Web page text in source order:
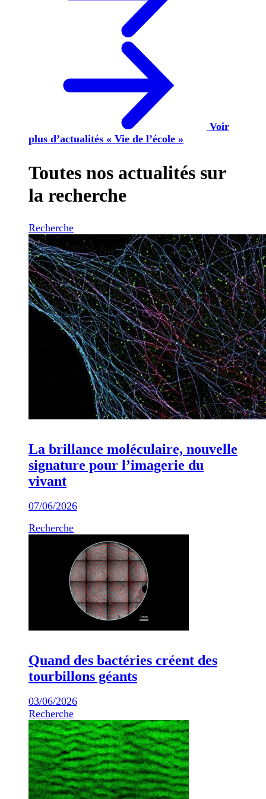
Voir
plus d’actualités « Vie de l’école »
Toutes nos actualités sur
la recherche
Recherche
La brillance moléculaire, nouvelle
signature pour l’imagerie du
vivant
07/06/2026
Recherche
Quand des bactéries créent des
tourbillons géants
03/06/2026
Recherche